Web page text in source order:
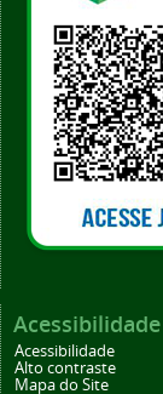
Acessibilidade
Acessibilidade
Alto contraste
Mapa do Site